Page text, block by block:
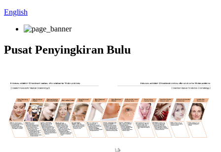
English
Pusat Penyingkiran Bulu